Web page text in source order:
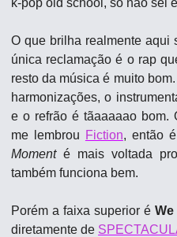
O que brilha realmente
única reclamação é o rap
resto da música é muito
harmonizações, o
e o refrão é tãaaaaao bom.
me lembrou Fiction, então
Moment é mais voltada
também funciona bem.
Porém a faixa superior é
diretamente de